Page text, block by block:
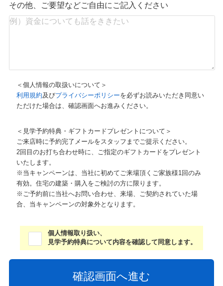
その他、ご要望などご自由にご記入ください
＜個人情報の取扱いについて＞
利用規約及びプライバシーポリシーを必ずお読みいただき同意い
ただけた場合は、確認画面へお進みください。
＜見学予約特典・ギフトカードプレゼントについて＞
ご来店時に予約完了メールをスタッフまでご提示ください。
2回目のお打ち合わせ時に、ご指定のギフトカードをプレゼント
いたします。
※当キャンペーンは、当社に初めてご来場頂くご家族様1回のみ
有効。住宅の建築・購入をご検討の方に限ります。
※ご予約前に当社へお問い合わせ、来場、ご契約されていた場
合、当キャンペーンの対象外となります。
個人情報取り扱い、
見学予約特典について内容を確認して同意します。